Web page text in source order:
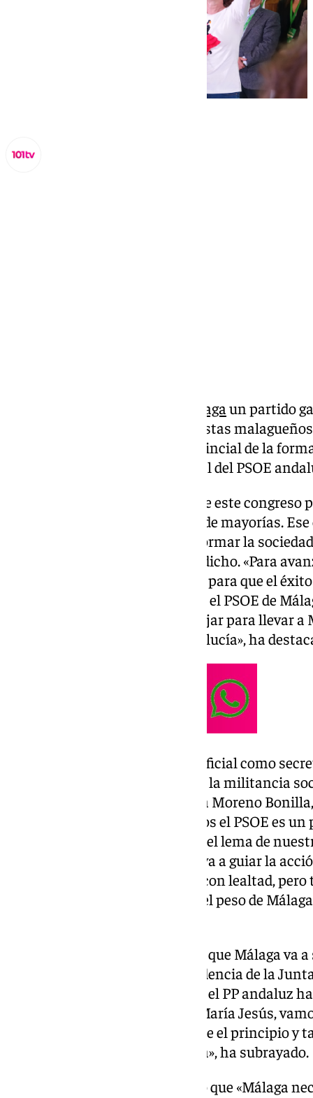
PSOE de Málagaun partido
secretario general de los socialistas
inauguración del congreso provincial de la
intervenido la secretaria general del PSOE
«Vamos a salir fuerte y unidos de este congreso
un partido ganador, un partido de mayorías.
gobernar, gobernar para transformar la
los malagueños sea mejor», ha dicho. «Para
quede atrás, avanzar en Málaga para que el
éxito de todos y todas. Aquí está el PSOE de
pie, orgulloso, dispuesto a trabajar para llevar
presidencia de la Junta de Andalucía», ha
Tras ser proclamado de forma oficial como
Málaga, Aguilar ha agradecido a la militancia
aquí para ganarle a la derecha, a Moreno
los malagueños. Fuertes y unidos el PSOE es
«Málaga por delante. No es solo el lema de
va a ser el principio básico que va a guiar la
próximos años. Voy a defender con lealtad,
peso de Málaga en Andalucía y el peso de
«Lo hago desde la convicción de que Málaga va
María Jesús Montero a la presidencia de la
ha sido donde Moreno Bonilla y el PP andaluz
aquí en Málaga, de la mano de María Jesús,
Bonilla en Andalucía. Málaga fue el principio y
de Moreno Bonilla en Andalucía», ha subrayado.
En este sentido, ha considerado que «Málaga